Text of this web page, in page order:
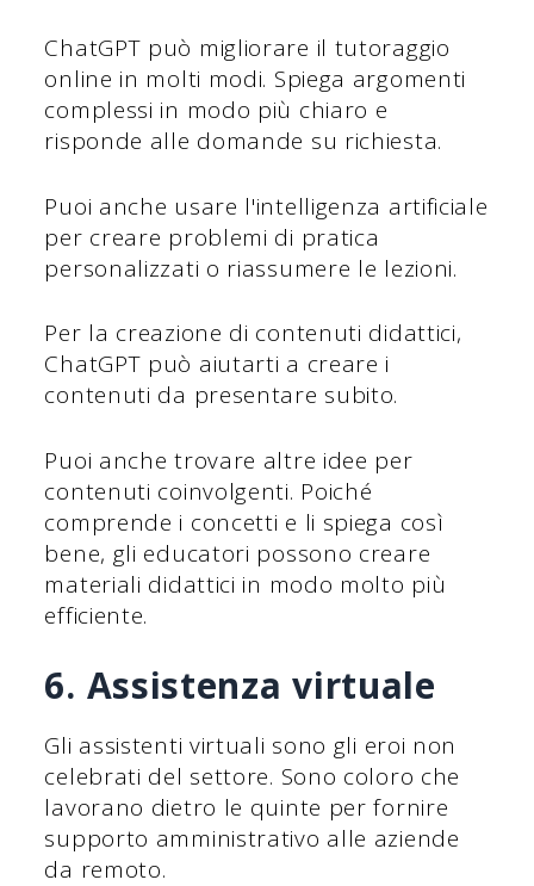
ChatGPT può migliorare il tutoraggio
online in molti modi. Spiega argomenti
complessi in modo più chiaro e
risponde alle domande su richiesta.
Puoi anche usare l'intelligenza artificiale
per creare problemi di pratica
personalizzati o riassumere le lezioni.
Per la creazione di contenuti didattici,
ChatGPT può aiutarti a creare i
contenuti da presentare subito.
Puoi anche trovare altre idee per
contenuti coinvolgenti. Poiché
comprende i concetti e li spiega così
bene, gli educatori possono creare
materiali didattici in modo molto più
efficiente.
6. Assistenza virtuale
Gli assistenti virtuali sono gli eroi non
celebrati del settore. Sono coloro che
lavorano dietro le quinte per fornire
supporto amministrativo alle aziende
da remoto.